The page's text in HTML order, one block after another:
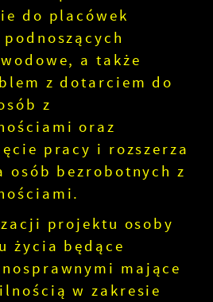
do placówek
a także
z dotarciem do
z
oraz
pracy i rozszerza
osób bezrobotnych z
projektu osoby
życia będące
mające
w zakresie